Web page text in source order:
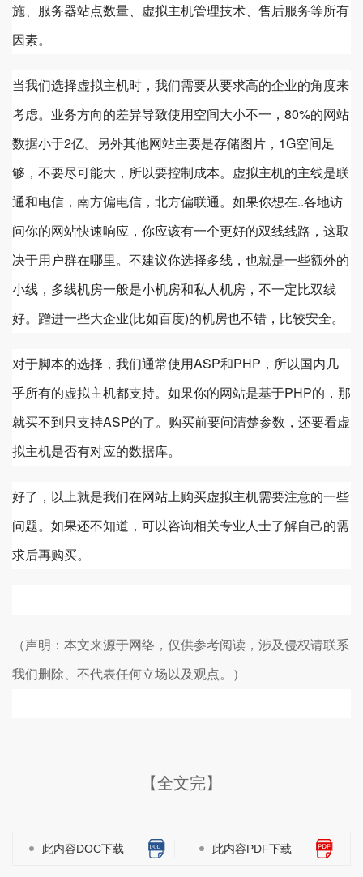
施、服务器站点数量、虚拟主机管理技术、售后服务等所有
因素。
当我们选择虚拟主机时，我们需要从要求高的企业的角度来
考虑。业务方向的差异导致使用空间大小不一，80%的网站
数据小于2亿。另外其他网站主要是存储图片，1G空间足
够，不要尽可能大，所以要控制成本。虚拟主机的主线是联
通和电信，南方偏电信，北方偏联通。如果你想在..各地访
问你的网站快速响应，你应该有一个更好的双线线路，这取
决于用户群在哪里。不建议你选择多线，也就是一些额外的
小线，多线机房一般是小机房和私人机房，不一定比双线
好。蹭进一些大企业(比如百度)的机房也不错，比较安全。
对于脚本的选择，我们通常使用ASP和PHP，所以国内几
乎所有的虚拟主机都支持。如果你的网站是基于PHP的，那
就买不到只支持ASP的了。购买前要问清楚参数，还要看虚
拟主机是否有对应的数据库。
好了，以上就是我们在网站上购买虚拟主机需要注意的一些
问题。如果还不知道，可以咨询相关专业人士了解自己的需
求后再购买。
（声明：本文来源于网络，仅供参考阅读，涉及侵权请联系
我们删除、不代表任何立场以及观点。）
【全文完】
此内容DOC下载 此内容PDF下载